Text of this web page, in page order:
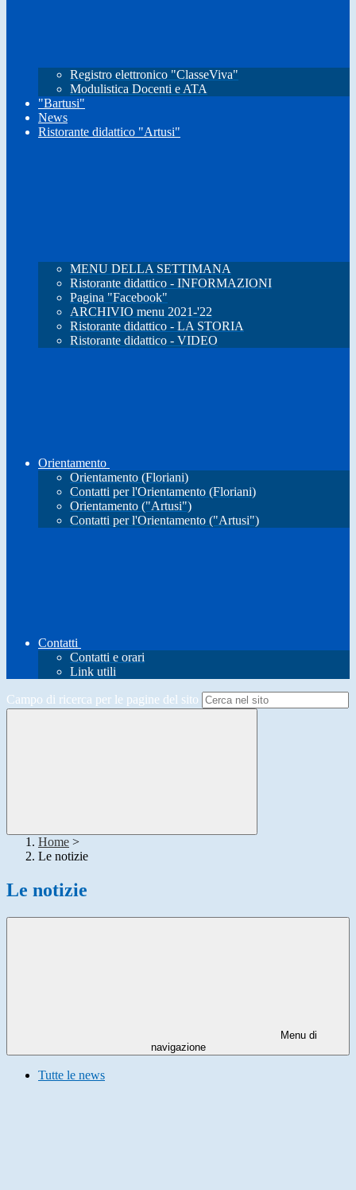
Registro elettronico "ClasseViva"
Modulistica Docenti e ATA
"Bartusi"
News
Ristorante didattico "Artusi"
MENU DELLA SETTIMANA
Ristorante didattico - INFORMAZIONI
Pagina "Facebook"
ARCHIVIO menu 2021-'22
Ristorante didattico - LA STORIA
Ristorante didattico - VIDEO
Orientamento
Orientamento (Floriani)
Contatti per l'Orientamento (Floriani)
Orientamento ("Artusi")
Contatti per l'Orientamento ("Artusi")
Contatti
Contatti e orari
Link utili
Campo di ricerca per le pagine del sito
Home >
Le notizie
Le notizie
Menu di
navigazione
Tutte le news